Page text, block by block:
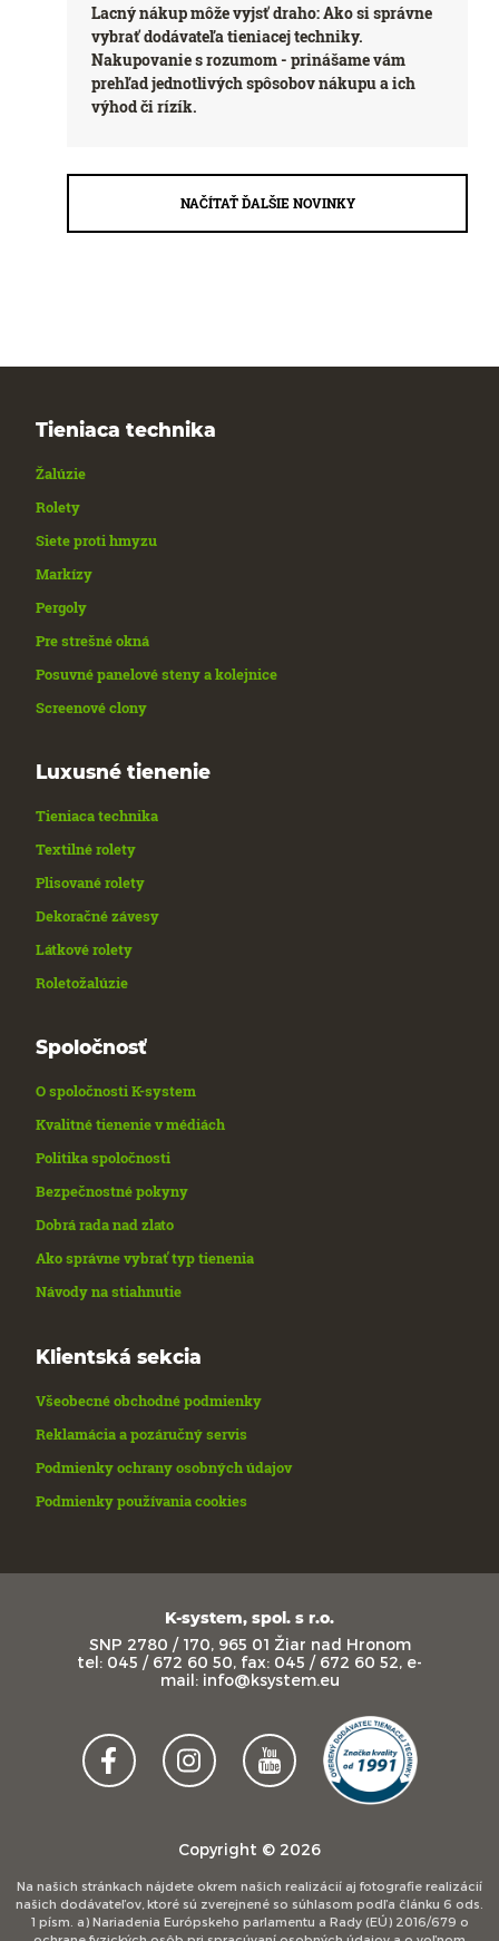
Lacný nákup môže vyjsť draho: Ako si správne
vybrať dodávateľa tieniacej techniky.
Nakupovanie s rozumom - prinášame vám
prehľad jednotlivých spôsobov nákupu a ich
výhod či rízík.
NAČÍTAŤ ĎALŠIE NOVINKY
Tieniaca technika
Žalúzie
Rolety
Siete proti hmyzu
Markízy
Pergoly
Pre strešné okná
Posuvné panelové steny a kolejnice
Screenové clony
Luxusné tienenie
Tieniaca technika
Textilné rolety
Plisované rolety
Dekoračné závesy
Látkové rolety
Roletožalúzie
Spoločnosť
O spoločnosti K-system
Kvalitné tienenie v médiách
Politika spoločnosti
Bezpečnostné pokyny
Dobrá rada nad zlato
Ako správne vybrať typ tienenia
Návody na stiahnutie
Klientská sekcia
Všeobecné obchodné podmienky
Reklamácia a pozáručný servis
Podmienky ochrany osobných údajov
Podmienky používania cookies
K-system, spol. s r.o.
SNP 2780 / 170, 965 01 Žiar nad Hronom
tel: 045 / 672 60 50, fax: 045 / 672 60 52, e-
mail: info@ksystem.eu
Copyright © 2026
Na našich stránkach nájdete okrem našich realizácií aj fotografie realizácií
našich dodávateľov, ktoré sú zverejnené so súhlasom podľa článku 6 ods.
1 písm. a) Nariadenia Európskeho parlamentu a Rady (EÚ) 2016/679 o